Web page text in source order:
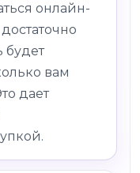
онлайн-
будет
вам
дает